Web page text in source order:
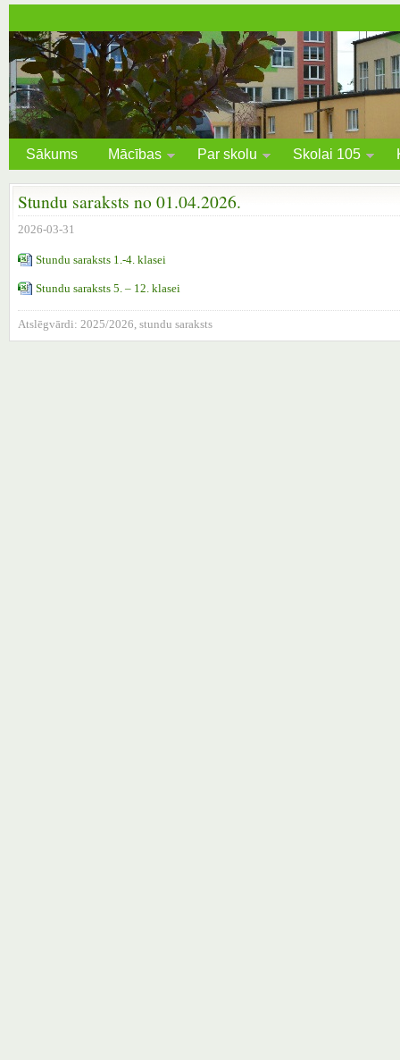
Sākums Mācības Par skolu Skolai 105
Stundu saraksts no 01.04.2026.
2026-03-31
Stundu saraksts 1.-4. klasei
Stundu saraksts 5. – 12. klasei
Atslēgvārdi: 2025/2026, stundu saraksts